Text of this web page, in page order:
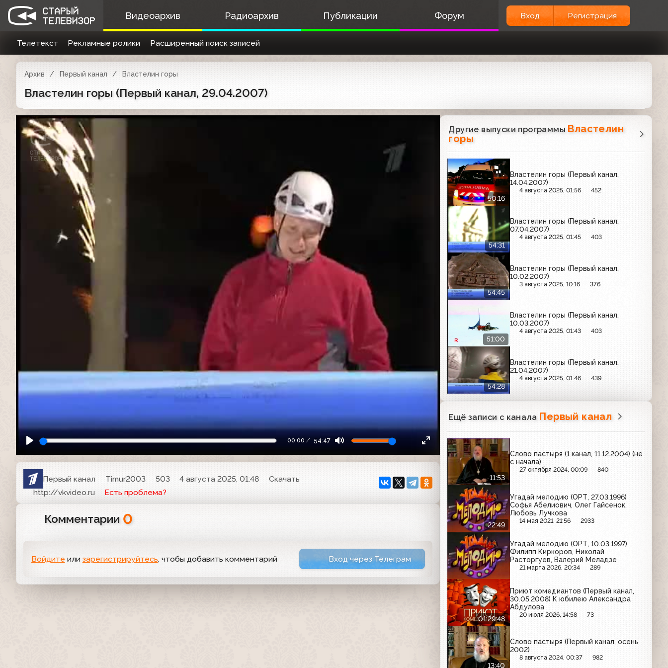
Видеоархив Радиоархив Публикации Форум Вход Регистрация
Телетекст Рекламные ролики Расширенный поиск записей
Архив Первый канал Властелин горы
Властелин горы (Первый канал, 29.04.2007)
00:00 54:47
Первый канал Timur2003 503 4 августа 2025, 01:48
Скачать
http://vkvideo.ru
Есть проблема?
Комментарии 0
Войдите или зарегистрируйтесь, чтобы добавить комментарий Вход через Телеграм
Другие выпуски программы Властелин
горы
50:16
Властелин горы (Первый канал,
14.04.2007)
4 августа 2025, 01:56 452
54:31
Властелин горы (Первый канал,
07.04.2007)
4 августа 2025, 01:45 403
54:45
Властелин горы (Первый канал,
10.02.2007)
3 августа 2025, 10:16 376
51:00
Властелин горы (Первый канал,
10.03.2007)
4 августа 2025, 01:43 403
54:28
Властелин горы (Первый канал,
21.04.2007)
4 августа 2025, 01:46 439
Ещё записи с канала Первый канал
11:53
Слово пастыря (1 канал, 11.12.2004) (не
с начала)
27 октября 2024, 00:09 840
22:49
Угадай мелодию (ОРТ, 27.03.1996)
Софья Абелиович, Олег Гайсенок,
Любовь Лучкова
14 мая 2021, 21:56 2933
Угадай мелодию (ОРТ, 10.03.1997)
Филипп Киркоров, Николай
Расторгуев, Валерий Меладзе
21 марта 2026, 20:34 289
01:29:48
Приют комедиантов (Первый канал,
30.05.2008) К юбилею Александра
Абдулова
20 июля 2026, 14:58 73
13:40
Слово пастыря (Первый канал, осень
2002)
8 августа 2024, 00:37 982